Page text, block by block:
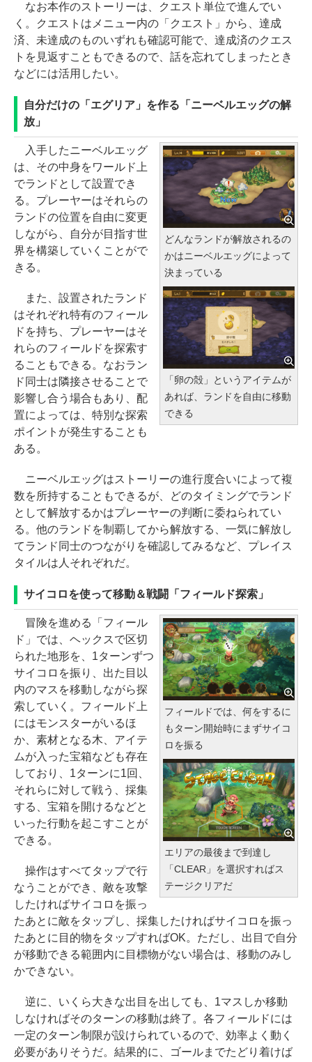
なお本作のストーリーは、クエスト単位で進んでい
く。クエストはメニュー内の「クエスト」から、達成
済、未達成のものいずれも確認可能で、達成済のクエス
トを見返すこともできるので、話を忘れてしまったとき
などには活用したい。
自分だけの「エグリア」を作る「ニーベルエッグの解
放」
どんなランドが解放されるの
かはニーベルエッグによって
決まっている
「卵の殻」というアイテムが
あれば、ランドを自由に移動
できる
入手したニーベルエッグ
は、その中身をワールド上
でランドとして設置でき
る。プレーヤーはそれらの
ランドの位置を自由に変更
しながら、自分が目指す世
界を構築していくことがで
きる。
また、設置されたランド
はそれぞれ特有のフィール
ドを持ち、プレーヤーはそ
れらのフィールドを探索す
ることもできる。なおラン
ド同士は隣接させることで
影響し合う場合もあり、配
置によっては、特別な探索
ポイントが発生することも
ある。
ニーベルエッグはストーリーの進行度合いによって複
数を所持することもできるが、どのタイミングでランド
として解放するかはプレーヤーの判断に委ねられてい
る。他のランドを制覇してから解放する、一気に解放し
てランド同士のつながりを確認してみるなど、プレイス
タイルは人それぞれだ。
サイコロを使って移動＆戦闘「フィールド探索」
フィールドでは、何をするに
もターン開始時にまずサイコ
ロを振る
エリアの最後まで到達し
「CLEAR」を選択すればス
テージクリアだ
冒険を進める「フィール
ド」では、ヘックスで区切
られた地形を、1ターンずつ
サイコロを振り、出た目以
内のマスを移動しながら探
索していく。フィールド上
にはモンスターがいるほ
か、素材となる木、アイテ
ムが入った宝箱なども存在
しており、1ターンに1回、
それらに対して戦う、採集
する、宝箱を開けるなどと
いった行動を起こすことが
できる。
操作はすべてタップで行
なうことができ、敵を攻撃
したければサイコロを振っ
たあとに敵をタップし、採集したければサイコロを振っ
たあとに目的物をタップすればOK。ただし、出目で自分
が移動できる範囲内に目標物がない場合は、移動のみし
かできない。
逆に、いくら大きな出目を出しても、1マスしか移動
しなければそのターンの移動は終了。各フィールドには
一定のターン制限が設けられているので、効率よく動く
必要がありそうだ。結果的に、ゴールまでたどり着けば